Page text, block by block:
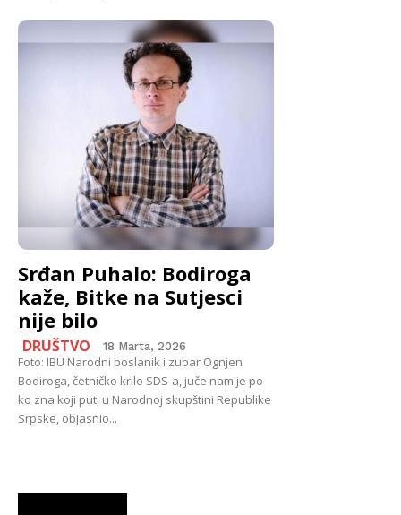
Srđan Puhalo: Bodiroga
kaže, Bitke na Sutjesci
nije bilo
DRUŠTVO 18 Marta, 2026
Foto: IBU Narodni poslanik i zubar Ognjen
Bodiroga, četničko krilo SDS-a, juče nam je po
ko zna koji put, u Narodnoj skupštini Republike
Srpske, objasnio...